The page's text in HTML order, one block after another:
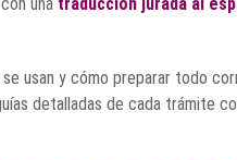
usan y cómo preparar todo
detalladas de cada trámite